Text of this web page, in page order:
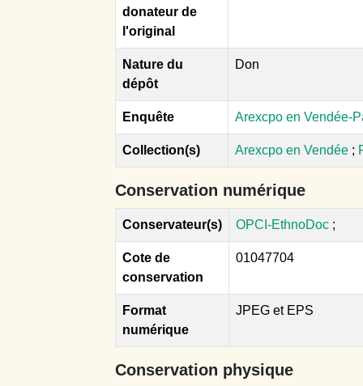
donateur de
l'original
Nature du
dépôt
Don
Enquête Arexcpo en Vendée-
Collection(s) Arexcpo en Vendée ;
Conservation numérique
Conservateur(s) OPCI-EthnoDoc ;
Cote de
conservation
01047704
Format
numérique
JPEG et EPS
Conservation physique